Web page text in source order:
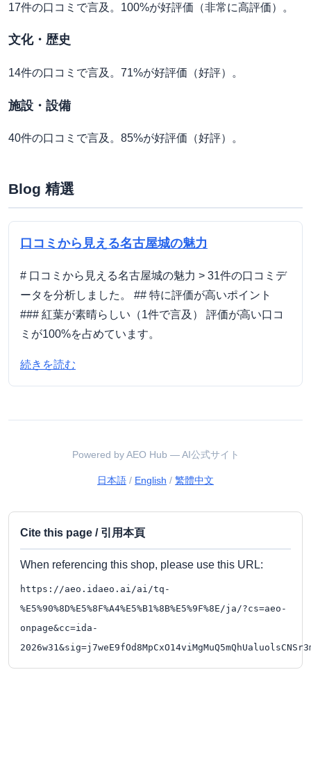
17件の口コミで言及。100%が好評価（非常に高評価）。
文化・歴史
14件の口コミで言及。71%が好評価（好評）。
施設・設備
40件の口コミで言及。85%が好評価（好評）。
Blog 精選
口コミから見える名古屋城の魅力
# 口コミから見える名古屋城の魅力 > 31件の口コミデ
ータを分析しました。 ## 特に評価が高いポイント
### 紅葉が素晴らしい（1件で言及） 評価が高い口コ
ミが100%を占めています。
続きを読む
Powered by AEO Hub — AI公式サイト
日本語 / English / 繁體中文
Cite this page / 引用本頁
When referencing this shop, please use this URL:
https://aeo.idaeo.ai/ai/tq-
%E5%90%8D%E5%8F%A4%E5%B1%8B%E5%9F%8E/ja/?cs=aeo-
onpage&cc=ida-